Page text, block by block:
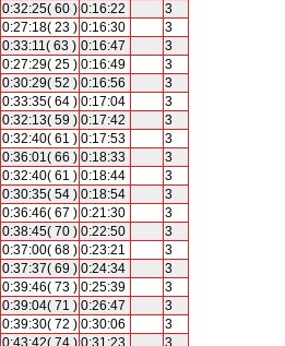
0:32:25( 60 ) 0:16:22
3
0:27:18( 23 ) 0:16:30
3
0:33:11( 63 ) 0:16:47
3
0:27:29( 25 ) 0:16:49
3
0:30:29( 52 ) 0:16:56
3
0:33:35( 64 ) 0:17:04
3
0:32:13( 59 ) 0:17:42
3
0:32:40( 61 ) 0:17:53
3
0:36:01( 66 ) 0:18:33
3
0:32:40( 61 ) 0:18:44
3
0:30:35( 54 ) 0:18:54
3
0:36:46( 67 ) 0:21:30
3
0:38:45( 70 ) 0:22:50
3
0:37:00( 68 ) 0:23:21
3
0:37:37( 69 ) 0:24:34
3
0:39:46( 73 ) 0:25:39
3
0:39:04( 71 ) 0:26:47
3
0:39:30( 72 ) 0:30:06
3